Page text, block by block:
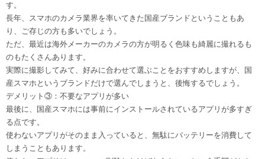
す。
長年、スマホのカメラ業界を率いてきた国産ブランドということもあ
り、ご存じの方も多いでしょう。
ただ、最近は海外メーカーのカメラの方が明るく色味も綺麗に撮れるも
のもたくさんあります。
実際に撮影してみて、好みに合わせて選ぶことをおすすめしますが、国
産スマホというブランドだけで選んでしまうと、後悔するでしょう。
デメリット③：不要なアプリが多い
最後に、国産スマホには事前にインストールされているアプリが多すぎ
る点です。
使わないアプリがそのまま入っていると、無駄にバッテリーを消費して
しまうこともあります。